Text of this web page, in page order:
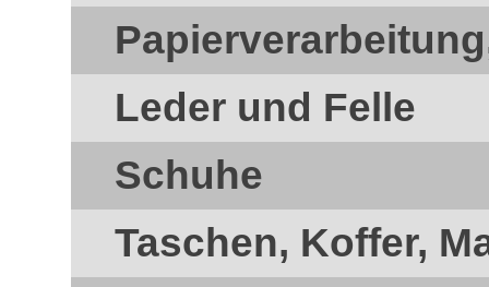
Leder und Felle
Schuhe
Taschen, Koffer,